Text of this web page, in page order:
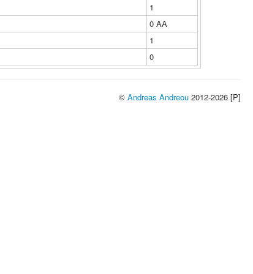
1
0 ΑΑ
1
0
© Andreas Andreou 2012-2026 [P]